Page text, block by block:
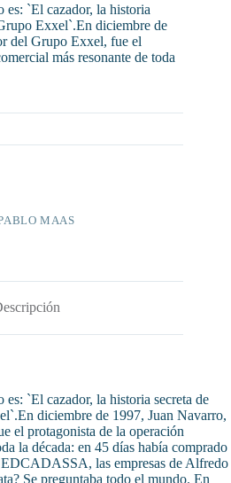
`El cazador, la historia
Exxel`.En diciembre de
del Grupo Exxel, fue el
más resonante de toda
MAAS
`El cazador, la historia secreta de
diciembre de 1997, Juan Navarro,
el protagonista de la operación
la década: en 45 días había comprado
las empresas de Alfredo
Se preguntaba todo el mundo. En